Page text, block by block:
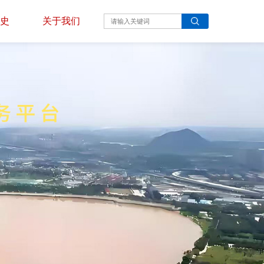
关于我们